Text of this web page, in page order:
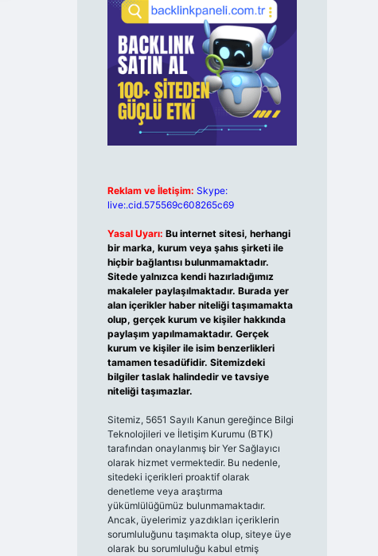
Reklam ve İletişim: Skype:
live:.cid.575569c608265c69
Yasal Uyarı: Bu internet sitesi, herhangi
bir marka, kurum veya şahıs şirketi ile
hiçbir bağlantısı bulunmamaktadır.
Sitede yalnızca kendi hazırladığımız
makaleler paylaşılmaktadır. Burada yer
alan içerikler haber niteliği taşımamakta
olup, gerçek kurum ve kişiler hakkında
paylaşım yapılmamaktadır. Gerçek
kurum ve kişiler ile isim benzerlikleri
tamamen tesadüfidir. Sitemizdeki
bilgiler taslak halindedir ve tavsiye
niteliği taşımazlar.
Sitemiz, 5651 Sayılı Kanun gereğince Bilgi
Teknolojileri ve İletişim Kurumu (BTK)
tarafından onaylanmış bir Yer Sağlayıcı
olarak hizmet vermektedir. Bu nedenle,
sitedeki içerikleri proaktif olarak
denetleme veya araştırma
yükümlülüğümüz bulunmamaktadır.
Ancak, üyelerimiz yazdıkları içeriklerin
sorumluluğunu taşımakta olup, siteye üye
olarak bu sorumluluğu kabul etmiş